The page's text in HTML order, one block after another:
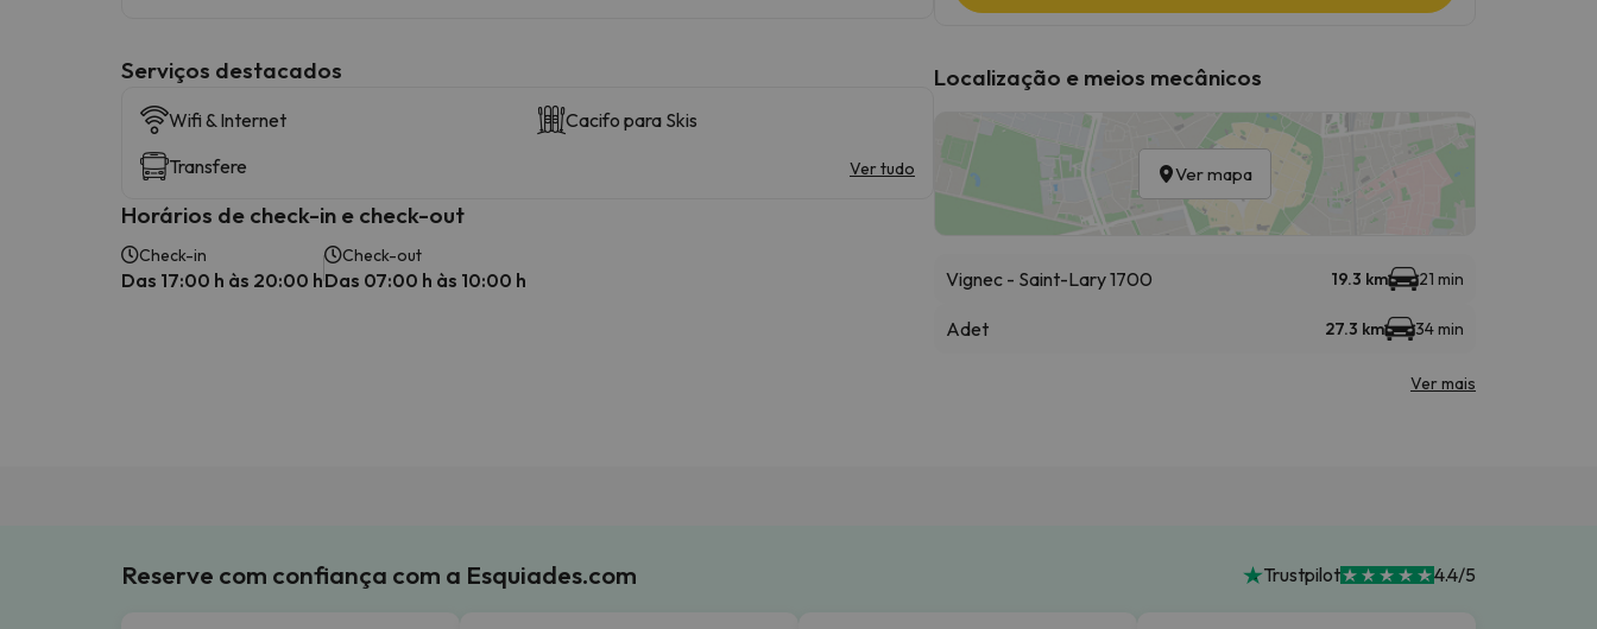
Serviços destacados
Wifi & Internet
Cacifo para Skis
Transfere
Ver tudo
Horários de check-in e check-out
Check-in
Das 17:00 h às 20:00 h
Check-out
Das 07:00 h às 10:00 h
Localização e meios mecânicos
Ver mapa
Vignec - Saint-Lary 1700 19.3 km 21 min
Adet 27.3 km 34 min
Ver mais
Reserve com confiança com a Esquiades.com Trustpilot 4.4/5